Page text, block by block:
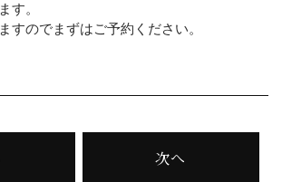
す。
すのでまずはご予約ください。
次へ